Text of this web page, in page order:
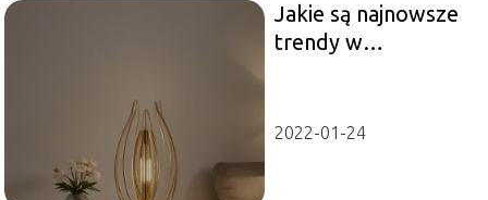
Jakie są najnowsze
trendy w
2022-01-24